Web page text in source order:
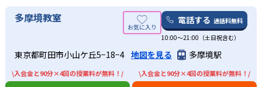
多摩境教室 電話する 通話料無料
10:00〜21:00（土日祝含む）
東京都町田市小山ケ丘5−18−4 地図を見る 多摩境駅
\入会金と90分×4回の授業料が無料！/ \入会金と90分×4回の授業料が無料！/